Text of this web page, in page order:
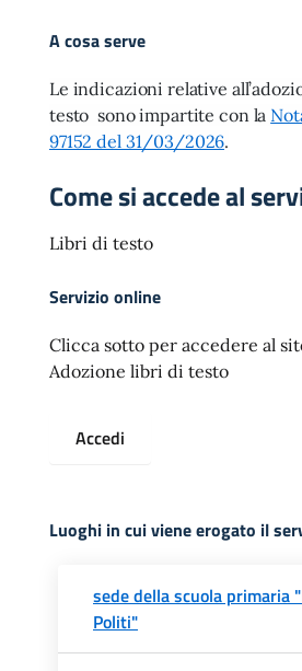
A cosa serve
Le indicazioni relative
testo sono impartite con la
97152 del 31/03/2026.
Come si accede al
Libri di testo
Servizio online
Clicca sotto per accedere al
Adozione libri di testo
Accedi
Luoghi in cui viene erogato il
sede della scuola primaria
Politi"